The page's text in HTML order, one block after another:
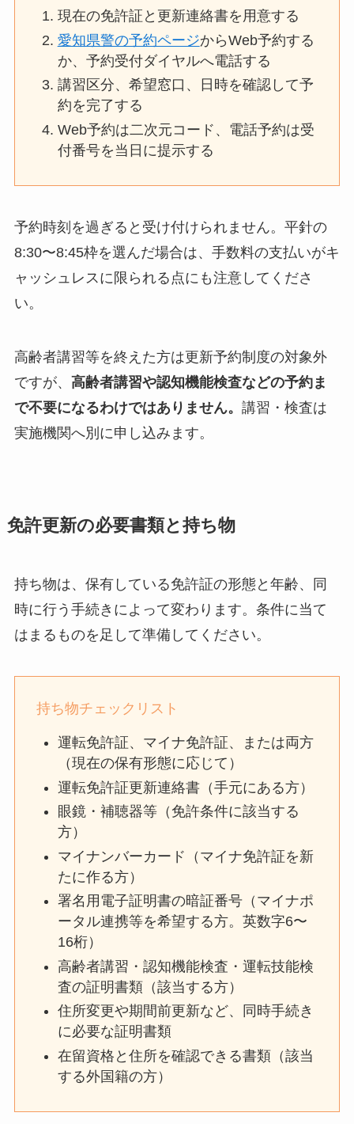
現在の免許証と更新連絡書を用意する
愛知県警の予約ページからWeb予約する
か、予約受付ダイヤルへ電話する
講習区分、希望窓口、日時を確認して予
約を完了する
Web予約は二次元コード、電話予約は受
付番号を当日に提示する
予約時刻を過ぎると受け付けられません。平針の
8:30〜8:45枠を選んだ場合は、手数料の支払いがキ
ャッシュレスに限られる点にも注意してくださ
い。
高齢者講習等を終えた方は更新予約制度の対象外
ですが、 高齢者講習や認知機能検査などの予約ま
で不要になるわけではありません。 講習・検査は
実施機関へ別に申し込みます。
免許更新の必要書類と持ち物
持ち物は、保有している免許証の形態と年齢、同
時に行う手続きによって変わります。条件に当て
はまるものを足して準備してください。
持ち物チェックリスト
運転免許証、マイナ免許証、または両方
（現在の保有形態に応じて）
運転免許証更新連絡書（手元にある方）
眼鏡・補聴器等（免許条件に該当する
方）
マイナンバーカード（マイナ免許証を新
たに作る方）
署名用電子証明書の暗証番号（マイナポ
ータル連携等を希望する方。英数字6〜
16桁）
高齢者講習・認知機能検査・運転技能検
査の証明書類（該当する方）
住所変更や期間前更新など、同時手続き
に必要な証明書類
在留資格と住所を確認できる書類（該当
する外国籍の方）